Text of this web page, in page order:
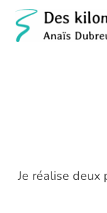
Skip
content
Je réalise deux